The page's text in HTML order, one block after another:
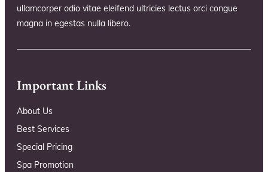
ullamcorper odio vitae eleifend ultricies lectus orci congue
magna in egestas nulla libero.
Important Links
About Us
Best Services
Special Pricing
Spa Promotion